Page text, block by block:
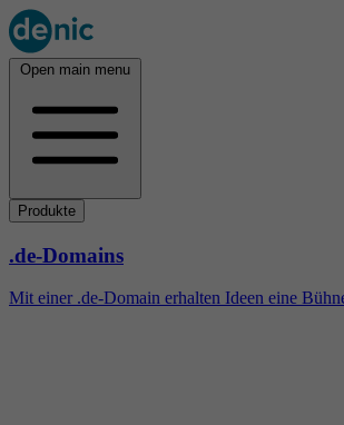
Open main menu
Produkte
.de-Domains
Mit einer .de-Domain erhalten Ideen eine